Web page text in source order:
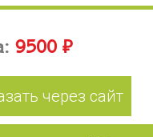
9500 ₽
через сайт